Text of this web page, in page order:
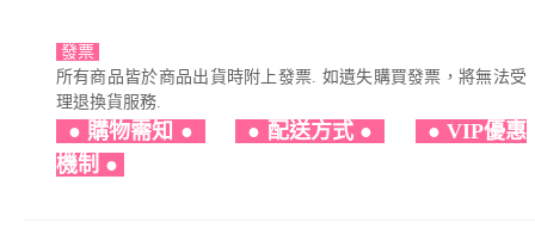
發票
所有商品皆於商品出貨時附上發票. 如遺失購買發票，將無法受
理退換貨服務.
● 購物需知 ● ● 配送方式 ● ● VIP優惠
機制 ●